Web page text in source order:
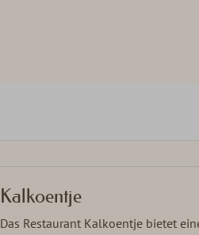
Kalkoentje
Das Restaurant Kalkoentje bietet